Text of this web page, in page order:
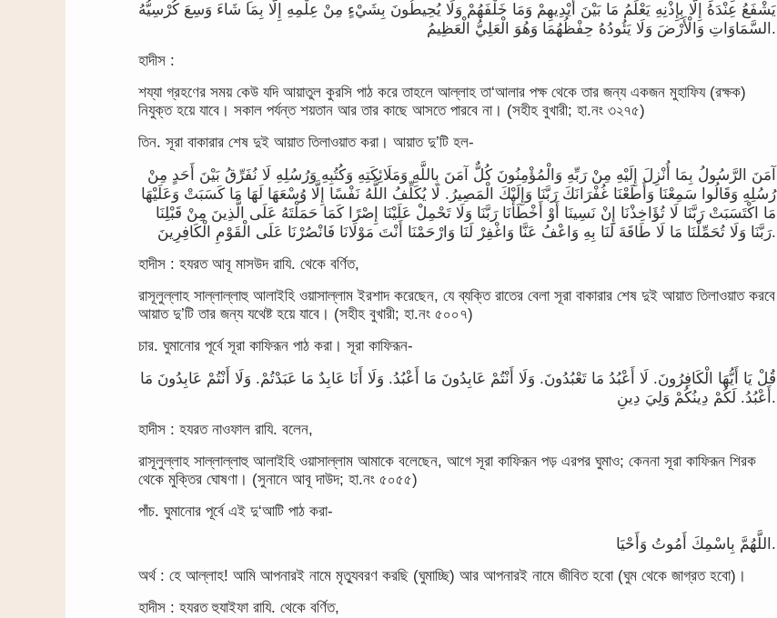
يَشْفَعُ عِنْدَهُ إِلَّا بِإِذْنِهِ يَعْلَمُ مَا بَيْنَ أَيْدِيهِمْ وَمَا خَلْفَهُمْ وَلَا يُحِيطُونَ بِشَيْءٍ مِنْ عِلْمِهِ إِلَّا بِمَا شَاءَ وَسِعَ كُرْسِيُّهُ
السَّمَاوَاتِ وَالْأَرْضَ وَلَا يَئُودُهُ حِفْظُهُمَا وَهُوَ الْعَلِيُّ الْعَظِيمُ.
হাদীস :
শয্যা গ্রহণের সময় কেউ যদি আয়াতুল কুরসি পাঠ করে তাহলে আল্লাহ তা‘আলার পক্ষ থেকে তার জন্য একজন মুহাফিয (রক্ষক)
নিযুক্ত হয়ে যাবে। সকাল পর্যন্ত শয়তান আর তার কাছে আসতে পারবে না। (সহীহ বুখারী; হা.নং ৩২৭৫)
তিন. সূরা বাকারার শেষ দুই আয়াত তিলাওয়াত করা। আয়াত দু’টি হল-
آمَنَ الرَّسُولُ بِمَا أُنْزِلَ إِلَيْهِ مِنْ رَبِّهِ وَالْمُؤْمِنُونَ كُلٌّ آمَنَ بِاللَّهِ وَمَلَائِكَتِهِ وَكُتُبِهِ وَرُسُلِهِ لَا نُفَرِّقُ بَيْنَ أَحَدٍ مِنْ
رُسُلِهِ وَقَالُوا سَمِعْنَا وَأَطَعْنَا غُفْرَانَكَ رَبَّنَا وَإِلَيْكَ الْمَصِيرُ. لَا يُكَلِّفُ اللَّهُ نَفْسًا إِلَّا وُسْعَهَا لَهَا مَا كَسَبَتْ وَعَلَيْهَا
مَا اكْتَسَبَتْ رَبَّنَا لَا تُؤَاخِذْنَا إِنْ نَسِينَا أَوْ أَخْطَأْنَا رَبَّنَا وَلَا تَحْمِلْ عَلَيْنَا إِصْرًا كَمَا حَمَلْتَهُ عَلَى الَّذِينَ مِنْ قَبْلِنَا
رَبَّنَا وَلَا تُحَمِّلْنَا مَا لَا طَاقَةَ لَنَا بِهِ وَاعْفُ عَنَّا وَاغْفِرْ لَنَا وَارْحَمْنَا أَنْتَ مَوْلَانَا فَانْصُرْنَا عَلَى الْقَوْمِ الْكَافِرِينَ.
হাদীস : হযরত আবূ মাসউদ রাযি. থেকে বর্ণিত,
রাসূলুল্লাহ সাল্লাল্লাহু আলাইহি ওয়াসাল্লাম ইরশাদ করেছেন, যে ব্যক্তি রাতের বেলা সূরা বাকারার শেষ দুই আয়াত তিলাওয়াত করবে
আয়াত দু’টি তার জন্য যথেষ্ট হয়ে যাবে। (সহীহ বুখারী; হা.নং ৫০০৭)
চার. ঘুমানোর পূর্বে সূরা কাফিরূন পাঠ করা। সূরা কাফিরূন-
قُلْ يَا أَيُّهَا الْكَافِرُونَ. لَا أَعْبُدُ مَا تَعْبُدُونَ. وَلَا أَنْتُمْ عَابِدُونَ مَا أَعْبُدُ. وَلَا أَنَا عَابِدٌ مَا عَبَدْتُمْ. وَلَا أَنْتُمْ عَابِدُونَ مَا
أَعْبُدُ. لَكُمْ دِينُكُمْ وَلِيَ دِينِ.
হাদীস : হযরত নাওফাল রাযি. বলেন,
রাসূলুল্লাহ সাল্লাল্লাহু আলাইহি ওয়াসাল্লাম আমাকে বলেছেন, আগে সূরা কাফিরূন পড় এরপর ঘুমাও; কেননা সূরা কাফিরূন শিরক
থেকে মুক্তির ঘোষণা। (সুনানে আবূ দাউদ; হা.নং ৫০৫৫)
পাঁচ. ঘুমানোর পূর্বে এই দু‘আটি পাঠ করা-
اللَّهُمَّ بِاسْمِكَ أَمُوتُ وَأَحْيَا.
অর্থ : হে আল্লাহ! আমি আপনারই নামে মৃত্যুবরণ করছি (ঘুমাচ্ছি) আর আপনারই নামে জীবিত হবো (ঘুম থেকে জাগ্রত হবো)।
হাদীস : হযরত হুযাইফা রাযি. থেকে বর্ণিত,